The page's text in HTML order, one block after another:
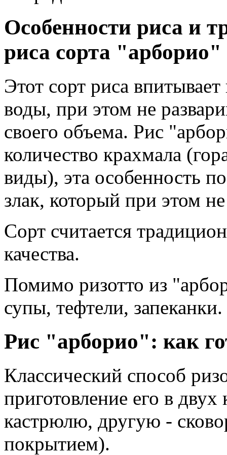
Особенности риса и
риса сорта "арборио"
Этот сорт риса
воды, при этом не
своего объема. Рис
количество крахмала
виды), эта особенность
злак, который при этом не
Сорт считается
качества.
Помимо ризотто из
супы, тефтели, запеканки.
Рис "арборио": как
Классический способ
приготовление его в
кастрюлю, другую -
покрытием).